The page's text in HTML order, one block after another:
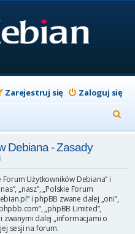
Zaloguj się
Zarejestruj się
z
k
Debiana - Zasady
Użytkowników Debiana” i
„nasz”, „Polskie Forum
i phpBB zwane dalej „oni”,
„phpBB Limited”,
zwanymi dalej „informacjami o
sesji na forum.